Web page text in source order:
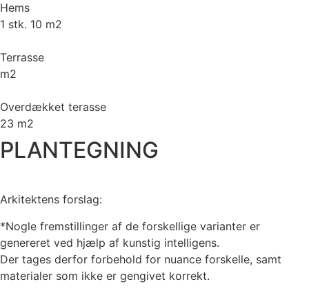
Hems
1 stk. 10 m2
Terrasse
m2
Overdækket terasse
23 m2
PLANTEGNING
Arkitektens forslag:
*Nogle fremstillinger af de forskellige varianter er
genereret ved hjælp af kunstig intelligens.
Der tages derfor forbehold for nuance forskelle, samt
materialer som ikke er gengivet korrekt.